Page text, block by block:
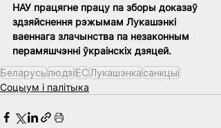
НАУ працягне працу па зборы доказаў
здзяйснення рэжымам Лукашэнкі
ваеннага злачынства па незаконным
перамяшчэнні ўкраінскіх дзяцей.
БеларусьлюдзіЕСЛукашэнкасанкцыi
Соцыум і палітыка